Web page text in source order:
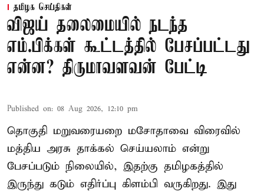
தமிழக செய்திகள்
விஜய் தலைமையில் நடந்த
எம்.பிக்கள் கூட்டத்தில் பேசப்பட்டது
என்ன? திருமாவளவன் பேட்டி
Published on: 08 Aug 2026, 12:10 pm
தொகுதி மறுவரையறை மசோதாவை விரைவில்
மத்திய அரசு தாக்கல் செய்யலாம் என்று
பேசப்படும் நிலையில், இதற்கு தமிழகத்தில்
இருந்து கடும் எதிர்ப்பு கிளம்பி வருகிறது. இது